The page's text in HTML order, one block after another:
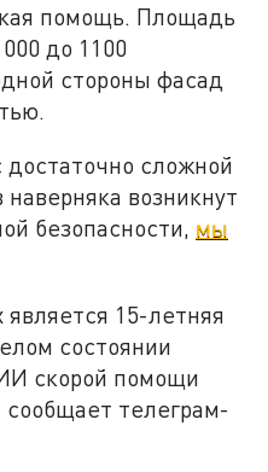
помощь. Площадь
до 1100
стороны фасад
сложной
возникнут
безопасности, мы
15-летняя
состоянии
скорой помощи
телеграм-